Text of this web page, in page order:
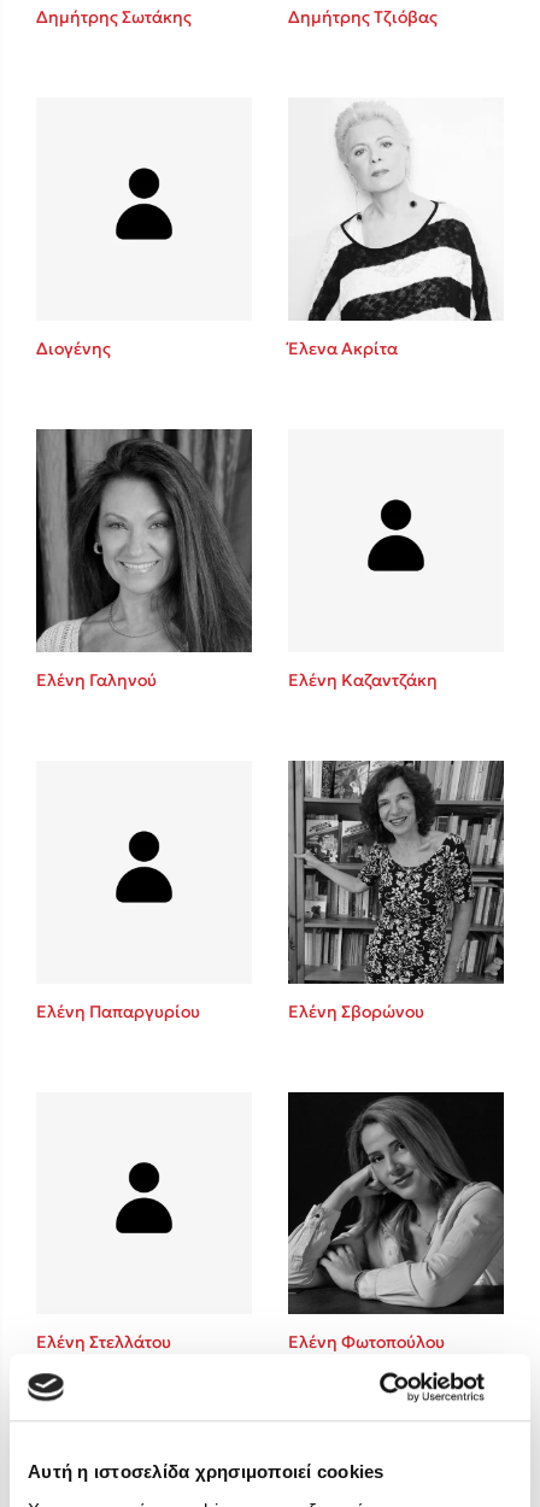
Αυτή η ιστοσελίδα χρησιμοποιεί cookies
Ιωάννης Γλωσσόπουλος
Ένας γίγαντας στο σχολείο
Δανάη Δεληγεώργη
Mel Robbins
Η μέθοδος Αφήστε τους
Δημοφιλείς Συγγραφείς
Φυστίκι ΠουΚυλάει
Sebastian Fitzek
Benzamin Bécue
Rebecca Yarros
Ali Hazelwood
Cori Doerrfeld
Pierdomenico Baccalario
Δανάη Ιμπραχήμ
Δημήτρης Σωτάκης Δημήτρης Τζιόβας
Διογένης Έλενα Ακρίτα
Ελένη Γαληνού Ελένη Καζαντζάκη
Ελένη Παπαργυρίου Ελένη Σβορώνου
Ελένη Στελλάτου Ελένη Φωτοπούλου